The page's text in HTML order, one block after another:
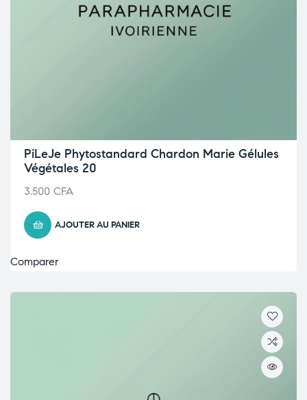
PiLeJe Phytostandard Chardon Marie Gélules
Végétales 20
3.500 CFA
AJOUTER AU PANIER
Comparer